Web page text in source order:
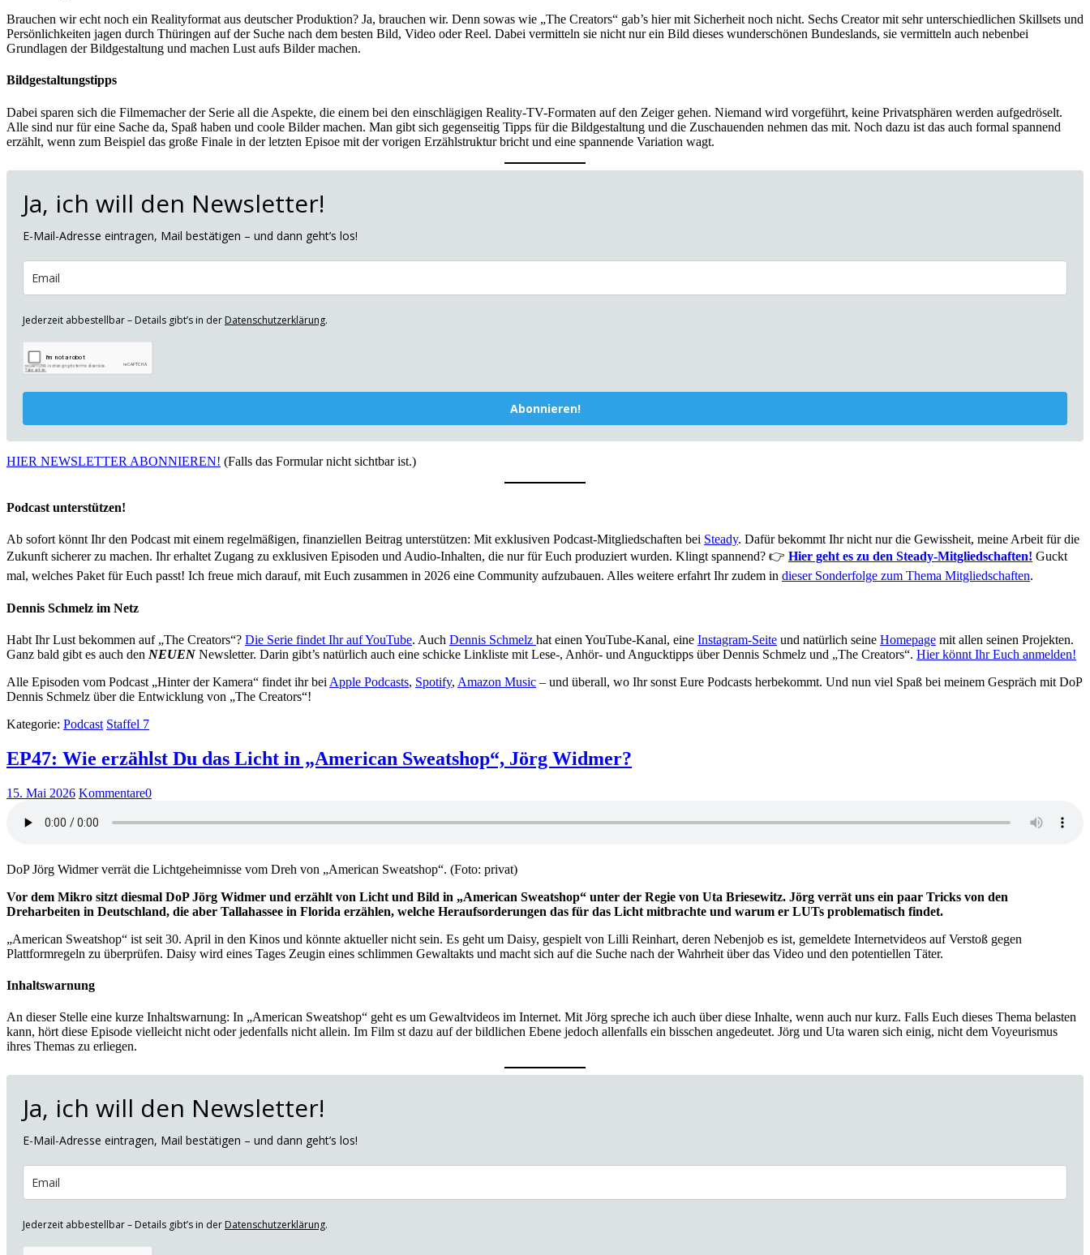
Brauchen wir echt noch ein Realityformat aus deutscher Produktion? Ja, brauchen wir. Denn sowas wie „The Creators“ gab’s hier mit Sicherheit noch nicht. Sechs Creator mit sehr unterschiedlichen Skillsets und
Persönlichkeiten jagen durch Thüringen auf der Suche nach dem besten Bild, Video oder Reel. Dabei vermitteln sie nicht nur ein Bild dieses wunderschönen Bundeslands, sie vermitteln auch nebenbei
Grundlagen der Bildgestaltung und machen Lust aufs Bilder machen.
Bildgestaltungstipps
Dabei sparen sich die Filmemacher der Serie all die Aspekte, die einem bei den einschlägigen Reality-TV-Formaten auf den Zeiger gehen. Niemand wird vorgeführt, keine Privatsphären werden aufgedröselt.
Alle sind nur für eine Sache da, Spaß haben und coole Bilder machen. Man gibt sich gegenseitig Tipps für die Bildgestaltung und die Zuschauenden nehmen das mit. Noch dazu ist das auch formal spannend
erzählt, wenn zum Beispiel das große Finale in der letzten Episoe mit der vorigen Erzählstruktur bricht und eine spannende Variation wagt.
Ja, ich will den Newsletter!
E-Mail-Adresse eintragen, Mail bestätigen – und dann geht’s los!
Jederzeit abbestellbar – Details gibt’s in der Datenschutzerklärung.
Abonnieren!
HIER NEWSLETTER ABONNIEREN! (Falls das Formular nicht sichtbar ist.)
Podcast unterstützen!
Ab sofort könnt Ihr den Podcast mit einem regelmäßigen, finanziellen Beitrag unterstützen: Mit exklusiven Podcast-Mitgliedschaften bei Steady. Dafür bekommt Ihr nicht nur die Gewissheit, meine Arbeit für die
Zukunft sicherer zu machen. Ihr erhaltet Zugang zu exklusiven Episoden und Audio-Inhalten, die nur für Euch produziert wurden. Klingt spannend? 👉 Hier geht es zu den Steady-Mitgliedschaften! Guckt
mal, welches Paket für Euch passt! Ich freue mich darauf, mit Euch zusammen in 2026 eine Community aufzubauen. Alles weitere erfahrt Ihr zudem in dieser Sonderfolge zum Thema Mitgliedschaften.
Dennis Schmelz im Netz
Habt Ihr Lust bekommen auf „The Creators“? Die Serie findet Ihr auf YouTube. Auch Dennis Schmelz hat einen YouTube-Kanal, eine Instagram-Seite und natürlich seine Homepage mit allen seinen Projekten.
Ganz bald gibt es auch den NEUEN Newsletter. Darin gibt’s natürlich auch eine schicke Linkliste mit Lese-, Anhör- und Angucktipps über Dennis Schmelz und „The Creators“. Hier könnt Ihr Euch anmelden!
Alle Episoden vom Podcast „Hinter der Kamera“ findet ihr bei Apple Podcasts, Spotify, Amazon Music – und überall, wo Ihr sonst Eure Podcasts herbekommt. Und nun viel Spaß bei meinem Gespräch mit DoP
Dennis Schmelz über die Entwicklung von „The Creators“!
Kategorie: Podcast Staffel 7
EP47: Wie erzählst Du das Licht in „American Sweatshop“, Jörg Widmer?
15. Mai 2026 Kommentare0
DoP Jörg Widmer verrät die Lichtgeheimnisse vom Dreh von „American Sweatshop“. (Foto: privat)
Vor dem Mikro sitzt diesmal DoP Jörg Widmer und erzählt von Licht und Bild in „American Sweatshop“ unter der Regie von Uta Briesewitz. Jörg verrät uns ein paar Tricks von den
Dreharbeiten in Deutschland, die aber Tallahassee in Florida erzählen, welche Heraufsorderungen das für das Licht mitbrachte und warum er LUTs problematisch findet.
„American Sweatshop“ ist seit 30. April in den Kinos und könnte aktueller nicht sein. Es geht um Daisy, gespielt von Lilli Reinhart, deren Nebenjob es ist, gemeldete Internetvideos auf Verstoß gegen
Plattformregeln zu überprüfen. Daisy wird eines Tages Zeugin eines schlimmen Gewaltakts und macht sich auf die Suche nach der Wahrheit über das Video und den potentiellen Täter.
Inhaltswarnung
An dieser Stelle eine kurze Inhaltswarnung: In „American Sweatshop“ geht es um Gewaltvideos im Internet. Mit Jörg spreche ich auch über diese Inhalte, wenn auch nur kurz. Falls Euch dieses Thema belasten
kann, hört diese Episode vielleicht nicht oder jedenfalls nicht allein. Im Film st dazu auf der bildlichen Ebene jedoch allenfalls ein bisschen angedeutet. Jörg und Uta waren sich einig, nicht dem Voyeurismus
ihres Themas zu erliegen.
Ja, ich will den Newsletter!
E-Mail-Adresse eintragen, Mail bestätigen – und dann geht’s los!
Jederzeit abbestellbar – Details gibt’s in der Datenschutzerklärung.